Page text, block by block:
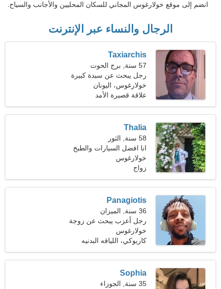
انضم إلى موقع خولارغوس المجاني للسكان المحليين والأجانب والسياح.
الرجال والنساء عبر الإنترنت
Taxiarchis
57 سنة, برج الحوت
رجل يبحث عن سيدة كبيرة
خولارغوس، اليونان
علاقة قصيرة الأمد
Thalia
58 سنة, الثور
انا افضل السيارات والطبخ
خولارغوس
زواج
Panagiotis
36 سنة, الميزان
رجل أعزب يبحث عن زوجة
26-32
خولارغوس
كاريوكي، اللياقه البدنيه
Sophia
35 سنة, الجوزاء